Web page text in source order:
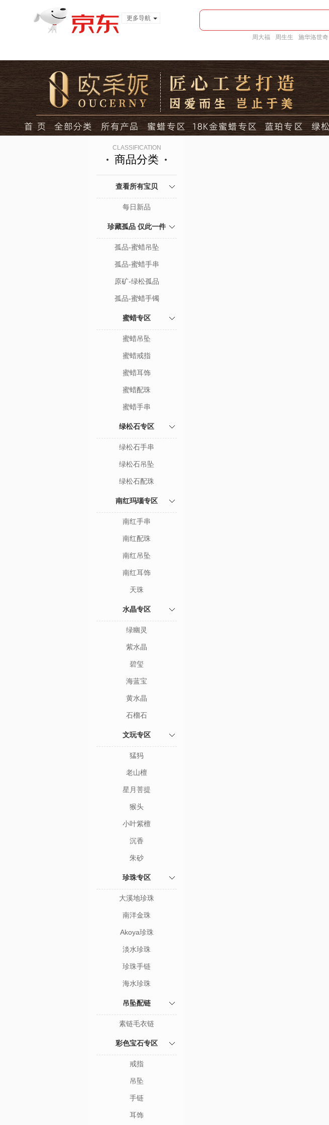
更多导航
周大福 周生生 施华洛世奇
CLASSIFICATION
商品分类
查看所有宝贝
每日新品
珍藏孤品 仅此一件
孤品-蜜蜡吊坠
孤品-蜜蜡手串
原矿-绿松孤品
孤品-蜜蜡手镯
蜜蜡专区
蜜蜡吊坠
蜜蜡戒指
蜜蜡耳饰
蜜蜡配珠
蜜蜡手串
绿松石专区
绿松石手串
绿松石吊坠
绿松石配珠
南红玛瑙专区
南红手串
南红配珠
南红吊坠
南红耳饰
天珠
水晶专区
绿幽灵
紫水晶
碧玺
海蓝宝
黄水晶
石榴石
文玩专区
猛犸
老山檀
星月菩提
猴头
小叶紫檀
沉香
朱砂
珍珠专区
大溪地珍珠
南洋金珠
Akoya珍珠
淡水珍珠
珍珠手链
海水珍珠
吊坠配链
素链毛衣链
彩色宝石专区
戒指
吊坠
手链
耳饰